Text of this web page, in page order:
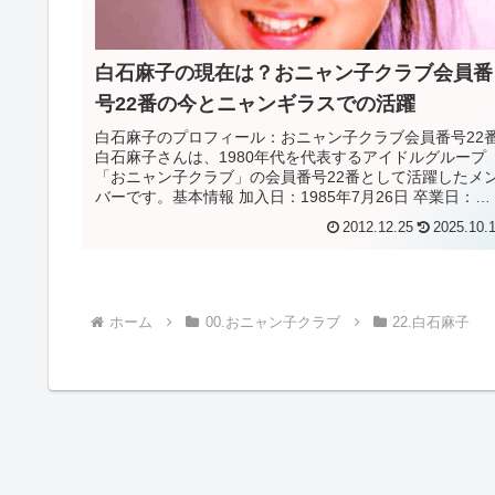
白石麻子の現在は？おニャン子クラブ会員番
号22番の今とニャンギラスでの活躍
白石麻子のプロフィール：おニャン子クラブ会員番号22
白石麻子さんは、1980年代を代表するアイドルグループ
「おニャン子クラブ」の会員番号22番として活躍したメ
バーです。基本情報 加入日：1985年7月26日 卒業日：
2012.12.25
ホーム 00.おニャン子クラブ 22.白石麻子